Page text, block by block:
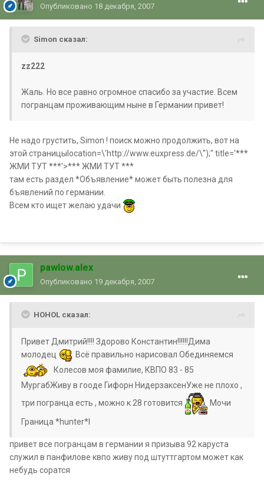
Опубликовано 18 декабря, 2007
Simon сказал:
zz222
Жаль. Но все равно огромное спасибо за участие. Всем
погранцам проживающим ныне в Германии привет!
Не надо грустить, Simon ! поиск можно продолжить, вот на
этой страницыlocation=\'http://www.euxpress.de/\'');" title='***
ЖМИ ТУТ ***'>*** ЖМИ ТУТ ***
там есть раздел *Объявление* может быть полезна для
бъявлений по германии.
Всем кто ищет желаю удачи
pawlow.alex
Опубликовано 19 декабря, 2007
HOHOL сказал:
Привет Дмитрий!!!! Здорово Константин!!!!!!Дима
молодец
Всё правильно нарисовал Обединяемся
Колесов моя фамилие, КВПО 83 - 85
МургабЖиву в гооде Гифорн НидерзаксенУже не плохо ,
три погранца есть , можно к 28 готовится
Мочи
Граница *hunter*l
привет все погранцам в германии я призыва 92 каруста
служил в панфилове квпо живу под штуттгартом может как
небудь соратся